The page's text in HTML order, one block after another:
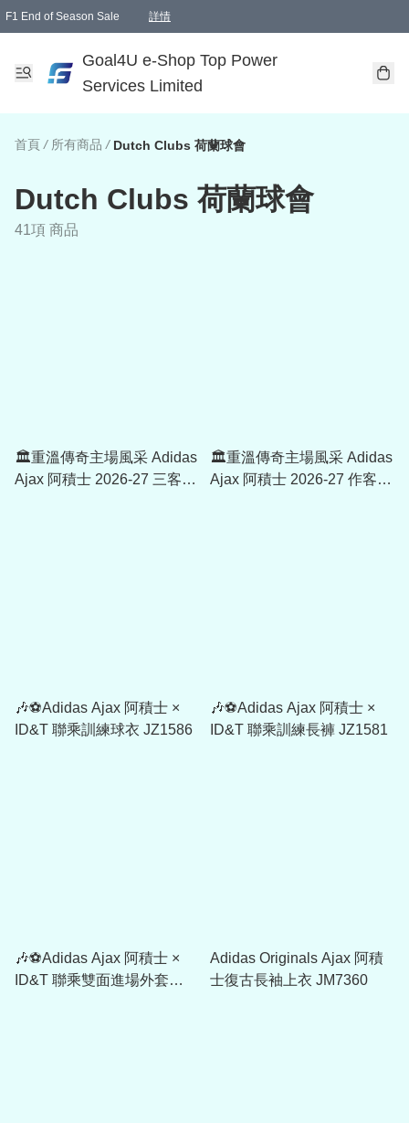
F1 End of Season Sale 詳情
Goal4U e-Shop Top Power
Services Limited
首頁 / 所有商品 / Dutch Clubs 荷蘭球會
Dutch Clubs 荷蘭球會
41項 商品
🏛️重溫傳奇主場風采 Adidas
Ajax 阿積士 2026-27 三客球
🏛️重溫傳奇主場風采 Adidas
Ajax 阿積士 2026-27 作客球
🎶⚽Adidas Ajax 阿積士 ×
ID&T 聯乘訓練球衣 JZ1586
🎶⚽Adidas Ajax 阿積士 ×
ID&T 聯乘訓練長褲 JZ1581
🎶⚽Adidas Ajax 阿積士 ×
ID&T 聯乘雙面進場外套
Adidas Originals Ajax 阿積
士復古長袖上衣 JM7360